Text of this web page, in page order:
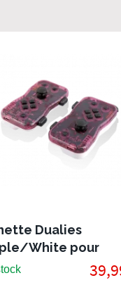
Dualies
White pour
Switch